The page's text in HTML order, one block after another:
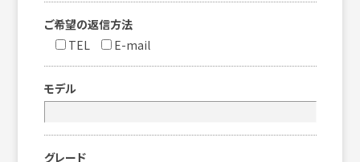
ご希望の返信方法
TEL
E-mail
モデル
グレード